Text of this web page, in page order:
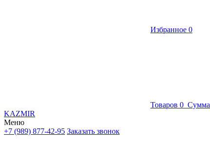
Избранное 0
Товаров 0 Сумма
KAZMIR
Меню
+7 (989) 877-42-95 Заказать звонок